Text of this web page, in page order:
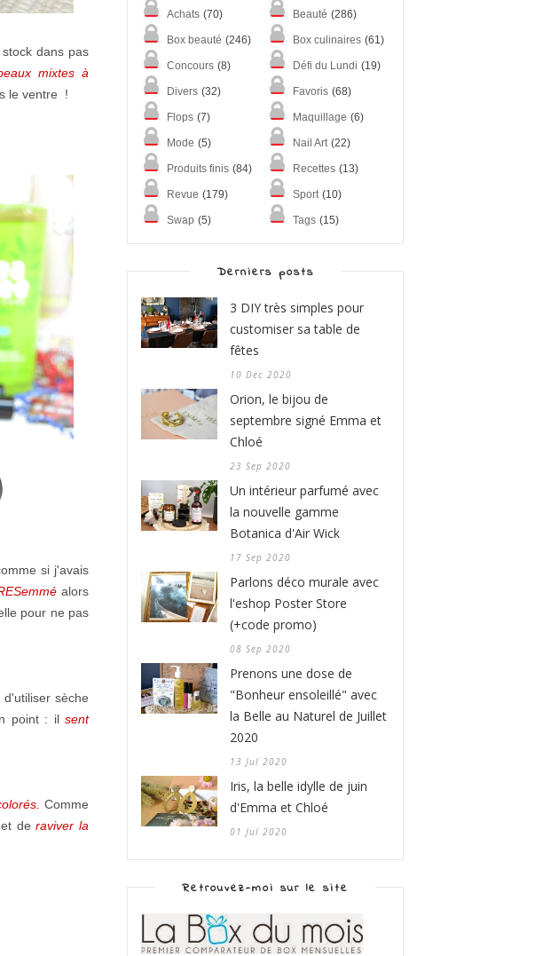
dans pas
mixtes à
le ventre !
si j'avais
alors
pour ne pas
sèche
point : il sent
Comme
deraviver la
Achats (70) Beauté (286)
Box beauté (246) Box culinaires (61)
Concours (8) Défi du Lundi (19)
Divers (32) Favoris (68)
Flops (7) Maquillage (6)
Mode (5) Nail Art (22)
Produits finis (84) Recettes (13)
Revue (179) Sport (10)
Swap (5) Tags (15)
Derniers posts
3 DIY très simples pour
customiser sa table de
fêtes
10 Dec 2020
Orion, le bijou de
septembre signé Emma et
Chloé
23 Sep 2020
Un intérieur parfumé avec
la nouvelle gamme
Botanica d'Air Wick
17 Sep 2020
Parlons déco murale avec
l'eshop Poster Store
(+code promo)
08 Sep 2020
Prenons une dose de
"Bonheur ensoleillé" avec
la Belle au Naturel de Juillet
2020
13 Jul 2020
Iris, la belle idylle de juin
d'Emma et Chloé
01 Jul 2020
Retrouvez-moi sur le site